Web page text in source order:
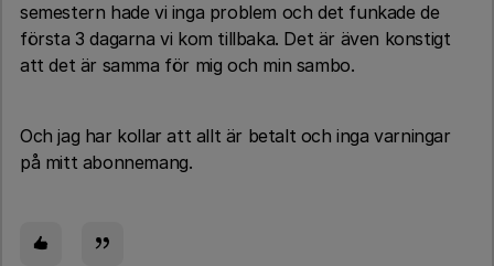
semestern hade vi inga problem och det funkade de
första 3 dagarna vi kom tillbaka. Det är även konstigt
att det är samma för mig och min sambo.
Och jag har kollar att allt är betalt och inga varningar
på mitt abonnemang.